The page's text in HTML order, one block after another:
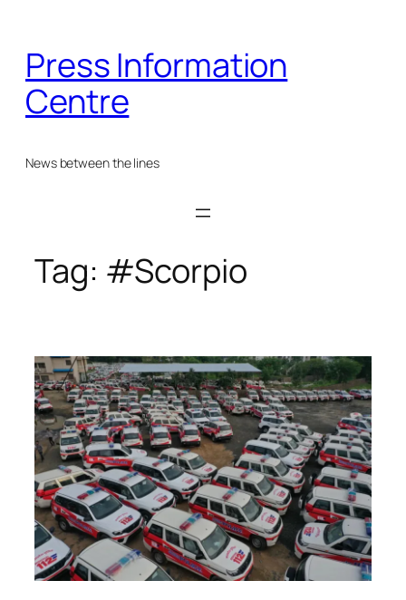
content
Press Information
Centre
News between the lines
Tag: #Scorpio